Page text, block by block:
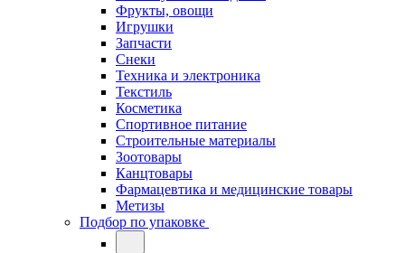
Фрукты, овощи
Игрушки
Запчасти
Снеки
Техника и электроника
Текстиль
Косметика
Спортивное питание
Строительные материалы
Зоотовары
Канцтовары
Фармацевтика и медицинские товары
Метизы
Подбор по упаковке